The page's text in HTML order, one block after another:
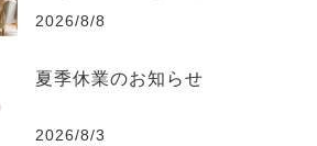
席”がない家は疲れる
2026/8/8
夏季休業のお知らせ
2026/8/3